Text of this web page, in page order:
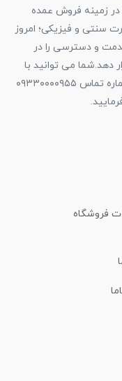
در زمینه فروش عمده
سنتی و فیزیکی؛ امروز
و دسترسی را در
دهد.شما می توانید با
ثبت نام به عنوان همکار و احراز هویت به شماره تماس ۰۹۳۳۰۰۰۰۹۵۵
فروشگاه